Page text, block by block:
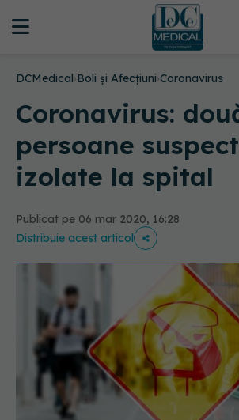
DCMedical›Boli și Afecțiuni›Coronavirus
Coronavirus:
persoane
izolate la spital
Publicat pe 06 mar 2020, 16:28
Distribuie acest articol